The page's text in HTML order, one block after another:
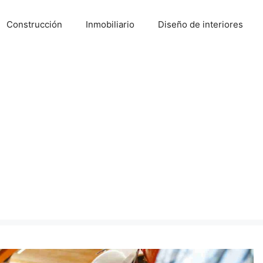
Construcción Inmobiliario Diseño de interiores